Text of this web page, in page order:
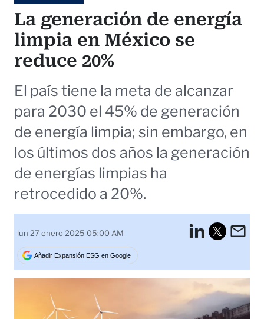
La generación de energía
limpia en México se
reduce 20%
El país tiene la meta de alcanzar
para 2030 el 45% de generación
de energía limpia; sin embargo, en
los últimos dos años la generación
de energías limpias ha
retrocedido a 20%.
lun 27 enero 2025 05:00 AM
Añadir Expansión ESG en Google